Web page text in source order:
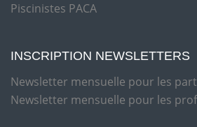
Piscinistes PACA
INSCRIPTION NEWSLETTERS
Newsletter mensuelle pour les
Newsletter mensuelle pour les